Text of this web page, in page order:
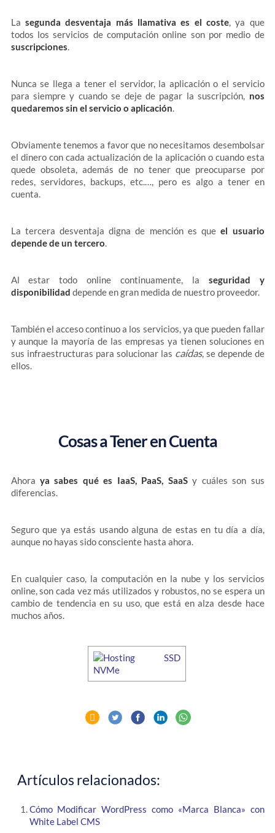
La segunda desventaja más llamativa es el coste, ya que
todos los servicios de computación online son por medio de
suscripciones
Nunca se llega a tener el servidor, la aplicación o el servicio
para siempre y cuando se deje de pagar la suscripción, nos
quedaremos sin el servicio o aplicación
Obviamente tenemos a favor que no necesitamos desembolsar
el dinero con cada actualización de la aplicación o cuando esta
quede obsoleta, además de no tener que preocuparse por
redes, servidores, backups, etc.…, pero es algo a tener en
cuenta.
La tercera desventaja digna de mención es queel usuario
depende de un tercero
Al estar todo online continuamente, la seguridad y
disponibilidad depende en gran medida de nuestro proveedor.
También el acceso continuo a los servicios, ya que pueden fallar
y aunque la mayoría de las empresas ya tienen soluciones en
sus infraestructuras para solucionar las caídas, se depende de
ellos.
Cosas a Tener en Cuenta
Ahora ya sabes qué es IaaS, PaaS, SaaSy cuáles son sus
diferencias.
Seguro que ya estás usando alguna de estas en tu día a día,
aunque no hayas sido consciente hasta ahora.
En cualquier caso, la computación en la nube y los servicios
online, son cada vez más utilizados y robustos, no se espera un
cambio de tendencia en su uso, que está en alza desde hace
muchos años.
Artículos relacionados:
Cómo Modificar WordPress como «Marca Blanca» con
White Label CMS